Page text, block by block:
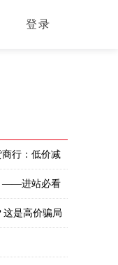
登录
行：低价减
的消费陷阱
——进站必看
这是高价骗局